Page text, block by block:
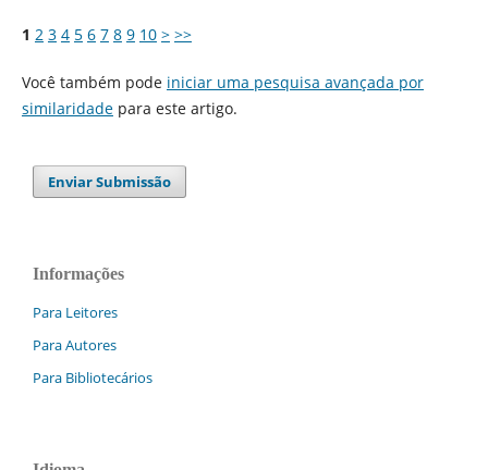
1 2 3 4 5 6 7 8 9 10 > >>
Você também pode iniciar uma pesquisa avançada por
similaridadepara este artigo.
Enviar Submissão
Informações
Para Leitores
Para Autores
Para Bibliotecários